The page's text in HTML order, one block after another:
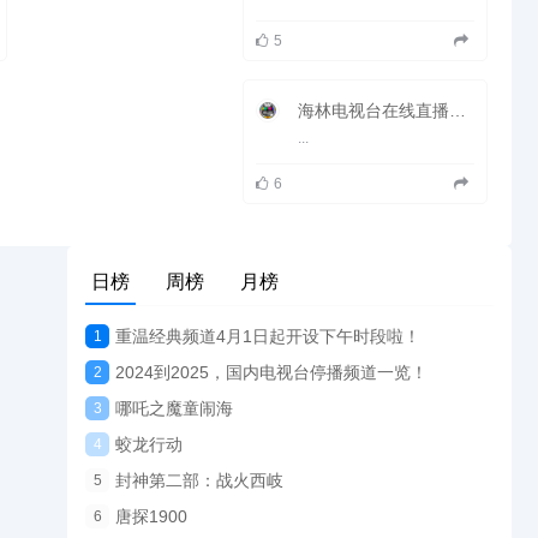
5
6
日榜 周榜 月榜
1 重温经典频道4月1日起开设下午时段啦！
2 2024到2025，国内电视台停播频道一览！
3 哪吒之魔童闹海
4 蛟龙行动
5 封神第二部：战火西岐
6 唐探1900